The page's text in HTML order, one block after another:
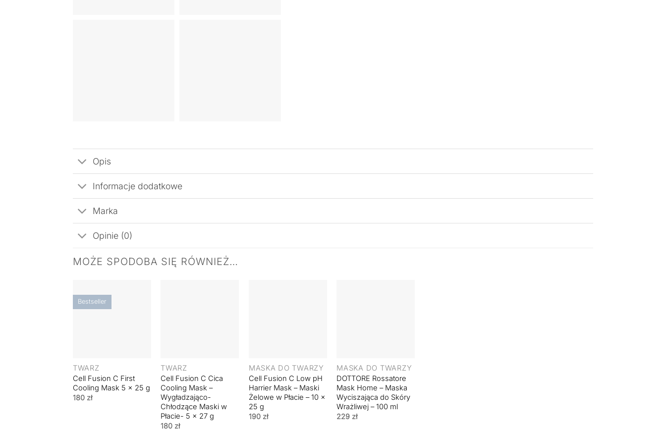
Opis
Informacje dodatkowe
Marka
Opinie (0)
MOŻE SPODOBA SIĘ RÓWNIEŻ…
Bestseller
TWARZ
Cell Fusion C First
Cooling Mask 5 x 25 g
180 zł
TWARZ
Cell Fusion C Cica
Cooling Mask –
Wygładzająco-
Chłodzące Maski w
Płacie- 5 x 27 g
180 zł
MASKA DO TWARZY
Cell Fusion C Low pH
Harrier Mask – Maski
Żelowe w Płacie – 10 x
25 g
190 zł
MASKA DO TWARZY
DOTTORE Rossatore
Mask Home – Maska
Wyciszająca do Skóry
Wrażliwej – 100 ml
229 zł